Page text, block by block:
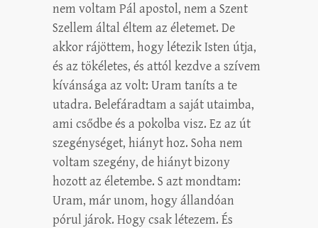
nem voltam Pál apostol, nem a Szent
Szellem által éltem az életemet. De
akkor rájöttem, hogy létezik Isten útja,
és az tökéletes, és attól kezdve a szívem
kívánsága az volt: Uram taníts a te
utadra. Belefáradtam a saját utaimba,
ami csődbe és a pokolba visz. Ez az út
szegénységet, hiányt hoz. Soha nem
voltam szegény, de hiányt bizony
hozott az életembe. S azt mondtam:
Uram, már unom, hogy állandóan
pórul járok. Hogy csak létezem. És